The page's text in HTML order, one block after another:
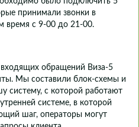
принимали звонки в
время с 9-00 до 21-00.
обращений Виза-5
Мы составили блок-схемы и
систему, с которой работают
системе, в которой
шаг, операторы могут